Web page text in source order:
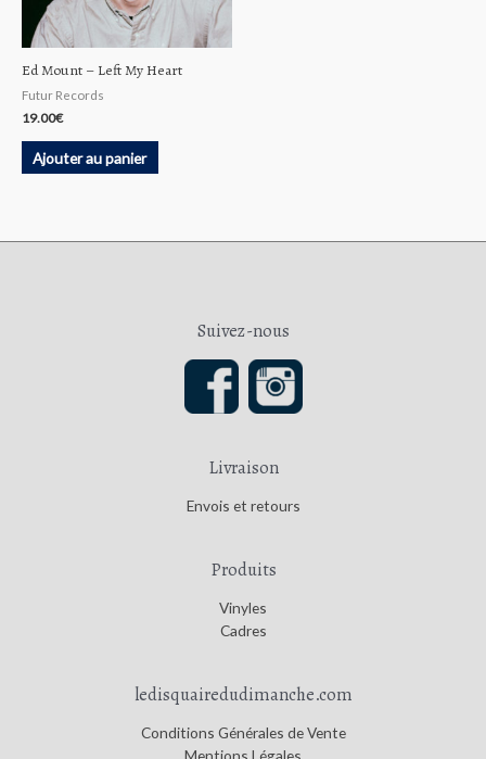
Ed Mount – Left My Heart
Futur Records
19.00€
Ajouter au panier
Suivez-nous
Livraison
Envois et retours
Produits
Vinyles
Cadres
ledisquairedudimanche.com
Conditions Générales de Vente